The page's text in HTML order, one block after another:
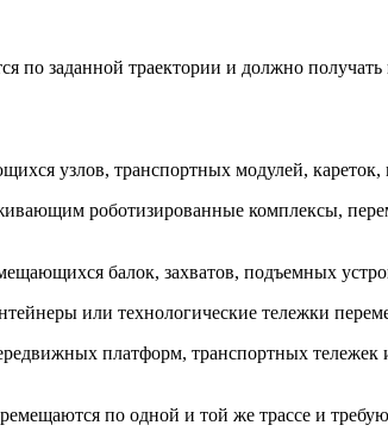
по заданной траектории и должно
узлов, транспортных модулей,
роботизированные комплексы,
балок, захватов, подъемных
или технологические тележки
платформ, транспортных
по одной и той же трассе и